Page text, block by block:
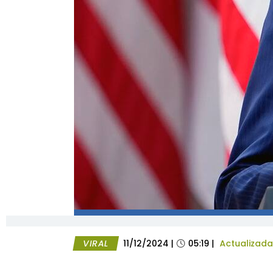
VIRAL 11/12/2024 | 05:19 | Actualizada